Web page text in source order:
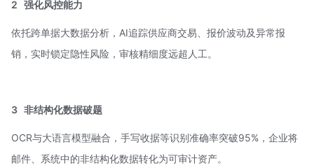
2 强化风控能力
依托跨单据大数据分析，AI追踪供应商交易、报价波动及异常报
销，实时锁定隐性风险，审核精细度远超人工。
3 非结构化数据破题
OCR与大语言模型融合，手写收据等识别准确率突破95%，企业将
邮件、系统中的非结构化数据转化为可审计资产。